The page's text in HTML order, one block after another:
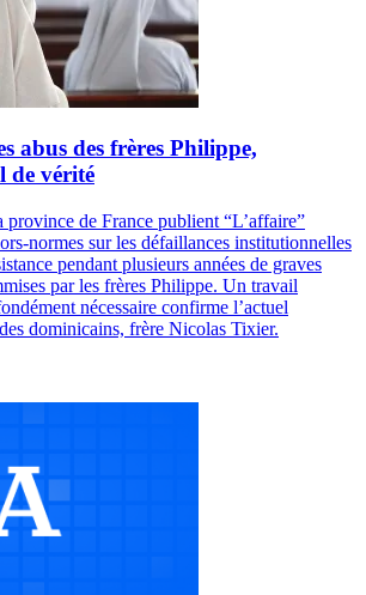
abus des frères Philippe,
de vérité
de France publient “L’affaire”
normes sur les défaillances institutionnelles
pendant plusieurs années de graves
par les frères Philippe. Un travail
nécessaire confirme l’actuel
dominicains, frère Nicolas Tixier.